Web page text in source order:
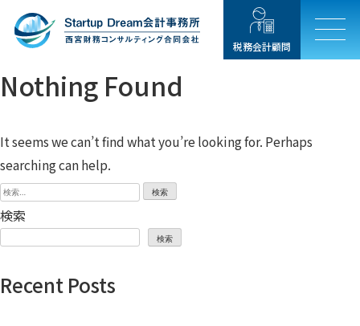
税務会計顧問
Nothing Found
It seems we can’t find what you’re looking for. Perhaps
searching can help.
検
索:
検索
検索
Recent Posts